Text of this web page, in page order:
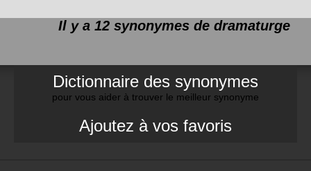
Il y a 12 synonymes de dramaturge
Dictionnaire des synonymes
pour vous aider à trouver le meilleur synonyme
Ajoutez à vos favoris